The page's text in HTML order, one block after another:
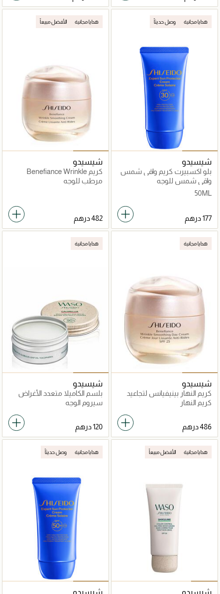
هدايا مجانية وصل حديثاً
شيسيدو
بلو اكسبيرت كريم واقي شمس
بعامل حماية30
واقي شمس للوجه
50ML
هدايا مجانية الأفضل مبيعاً
شيسيدو
كريم Benefiance Wrinkle
Smoothing Cream
مرطب للوجه
هدايا مجانية
شيسيدو
كريم النهار بينيفيانس لتجاعيد
كريم النهار
هدايا مجانية
شيسيدو
بلسم الكاميلا متعدد الأغراض
سيروم الوجه
هدايا مجانية الأفضل مبيعاً هدايا مجانية وصل حديثاً